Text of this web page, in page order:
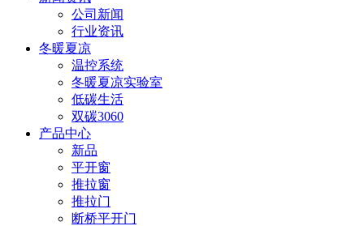
公司新闻
行业资讯
冬暖夏凉
温控系统
冬暖夏凉实验室
低碳生活
双碳3060
产品中心
新品
平开窗
推拉窗
推拉门
断桥平开门